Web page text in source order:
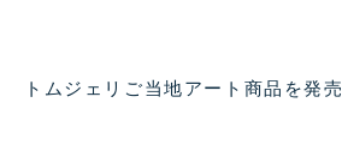
トムジェリご当地アート商品を発売